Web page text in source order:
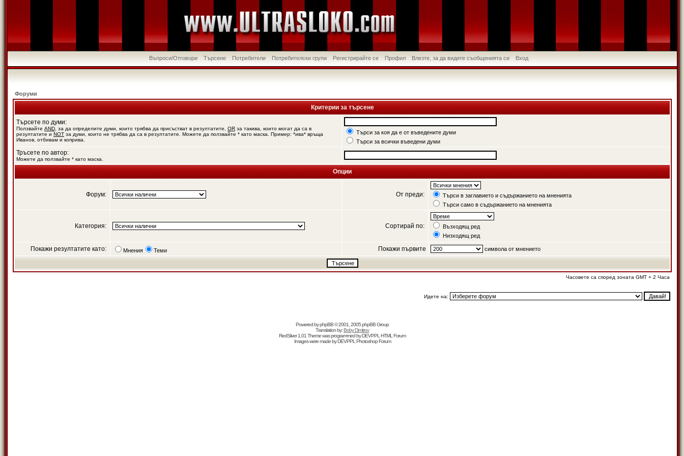
Въпроси/Отговори Търсене Потребители Потребителски групи Регистрирайте се Профил Влезте, за да видите съобщенията си Вход
Форуми
Критерии за търсене
Търсете по думи:
Ползвайте AND , за да определите думи, които трябва да присъстват в резултатите, OR за такива, които могат да са в
резултатите и NOT за думи, които не трябва да са в резултатите. Можете да ползвайте * като маска. Пример: *ива* връща
Иванов, отбивам и коприва.
Търси за коя да е от въведените думи
Търси за всички въведени думи
Тръсете по автор:
Можете да ползвайте * като маска.
Опции
Форум: От преди:
Търси в заглавието и съдържанието на мненията
Търси само в съдържанието на мненията
Категория: Сортирай по:
Възходящ ред
Низходящ ред
Покажи резултатите като: Мнения Теми Покажи първите символа от мнението
Часовете са според зоната GMT + 2 Часа
Идете на:
Powered byphpBB© 2001, 2005 phpBB Group
Translation by:Boby Dimitrov
RedSilver 1.01 Theme was programmed byDEVPPL HTML Forum
Images were made byDEVPPL Photoshop Forum